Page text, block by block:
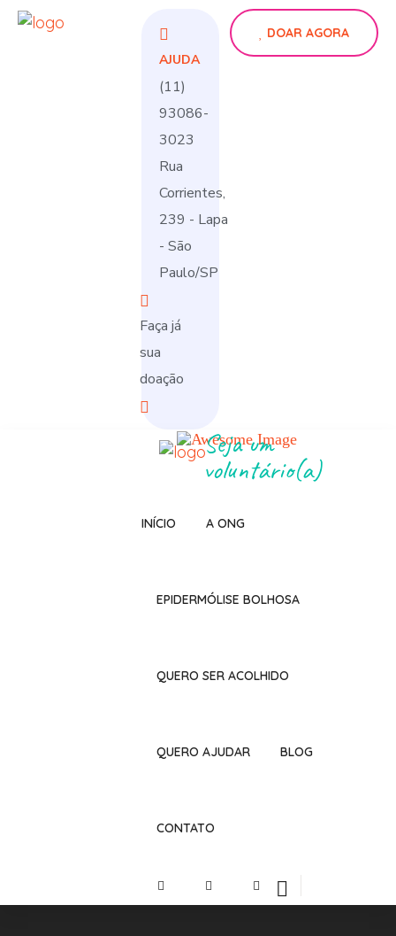
AJUDA
(11)
93086-
3023
Rua
Corrientes,
239 - Lapa
- São
Paulo/SP
Faça já
sua
doação
DOAR AGORA
Seja um
voluntário(a)
INÍCIO A ONG
EPIDERMÓLISE BOLHOSA
QUERO SER ACOLHIDO
QUERO AJUDAR BLOG
CONTATO